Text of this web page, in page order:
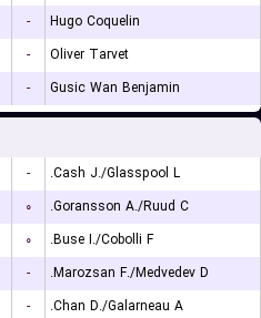
-
Hugo Coquelin
-
Oliver Tarvet
- Gusic Wan Benjamin
-
Cash J./Glasspool L.
۰
Goransson A./Ruud C.
۰
Buse I./Cobolli F.
-
Marozsan F./Medvedev D.
-
Chan D./Galarneau A.